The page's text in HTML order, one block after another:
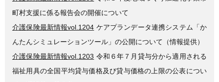
町村支援に係る報告会の開催について
介護保険最新情報vol.1204 ケアプランデータ連携システム「か
んたんシミュレーションツール」の公開について（情報提供）
介護保険最新情報vol.1203 令和６年７月貸与分から適用される
福祉用具の全国平均貸与価格及び貸与価格の上限の公表につい